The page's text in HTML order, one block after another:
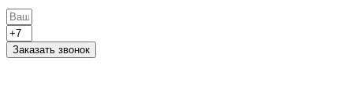
Заказать звонок